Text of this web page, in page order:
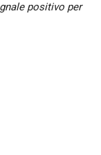
positivo per